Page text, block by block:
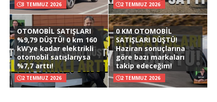
3 TEMMUZ 2026 2 TEMMUZ 2026
OTOMOBİL SATIŞLARI
%9,79 DÜŞTÜ! 0 km 160
kW’ye kadar elektrikli
otomobil satışlarıysa
%7,7 arttı!
2 TEMMUZ 2026
0 KM OTOMOBİL
SATIŞLARI DÜŞTÜ!
Haziran sonuçlarına
göre bazı markaları
takip edeceğim!
2 TEMMUZ 2026